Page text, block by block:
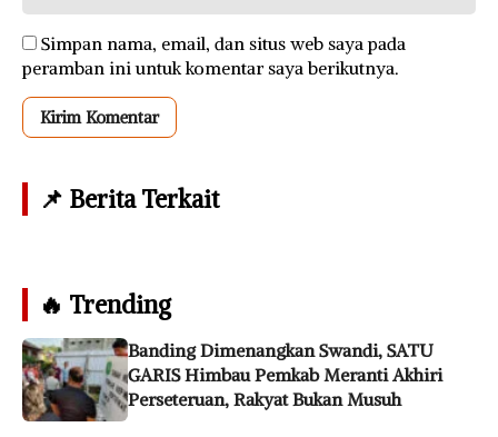
Simpan nama, email, dan situs web saya pada
peramban ini untuk komentar saya berikutnya.
📌 Berita Terkait
🔥 Trending
Banding Dimenangkan Swandi, SATU
GARIS Himbau Pemkab Meranti Akhiri
Perseteruan, Rakyat Bukan Musuh